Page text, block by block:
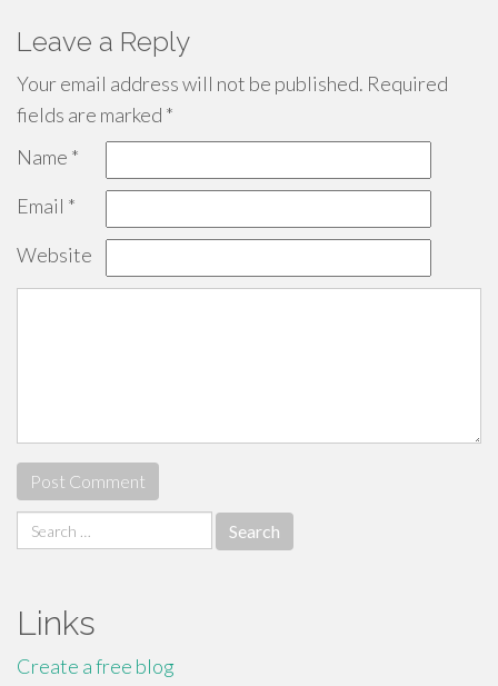
Leave a Reply
Your email address will not be published. Required
fields are marked *
Name *
Email *
Website
Search
for:
Links
Create a free blog